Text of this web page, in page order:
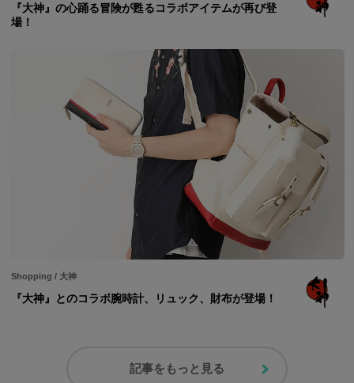
『大神』の心踊る冒険が甦るコラボアイテムが再び登
場！
Shopping / 大神
『大神』とのコラボ腕時計、リュック、財布が登場！
記事をもっと見る